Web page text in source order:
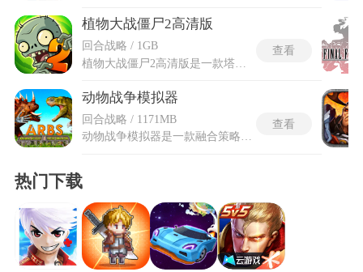
植物大战僵尸2高清版
回合战略 / 1GB
查看
动物战争模拟器
回合战略 / 1171MB
动物战争模拟器是一款融合策略部署与物理引擎破坏效果的沙盒对战游戏，可在闯关模式中率领现实猛兽、远古恐龙与奇幻生物组成的军团突破预设关卡，通过合理分配能量点召唤如火箭大象、雷神猿等特色兵种，利用地形优势与武器适配性策略击败敌人，同时通过战斗积累金币解锁更多生物与场景。沙盒模式则赋予玩家绝对自由，不仅能自定义双方阵容的动物种类、数量及武器配置，还能通过调整生物体型、速度、攻击力等属性创造机械暴龙、喷火皮卡丘等脑洞大开的单位。
查看
热门下载